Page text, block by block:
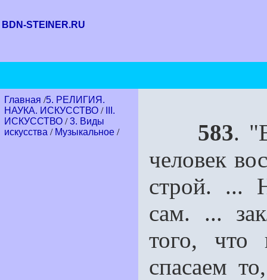
BDN-STEINER.RU
Главная /5. РЕЛИГИЯ.
НАУКА. ИСКУССТВО /
III.
ИСКУССТВО /3. Виды
искусства / Музыкальное / 583.
человек
строй. ...
сам. ...
того, что
спасаем